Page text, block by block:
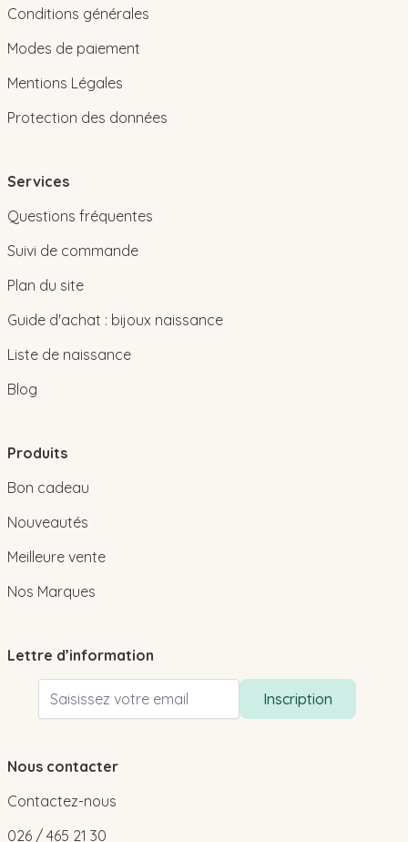
Conditions générales
Modes de paiement
Mentions Légales
Protection des données
Services
Questions fréquentes
Suivi de commande
Plan du site
Guide d'achat : bijoux naissance
Liste de naissance
Blog
Produits
Bon cadeau
Nouveautés
Meilleure vente
Nos Marques
Lettre d’information
Adresse email
Inscription
Nous contacter
Contactez-nous
026 / 465 21 30